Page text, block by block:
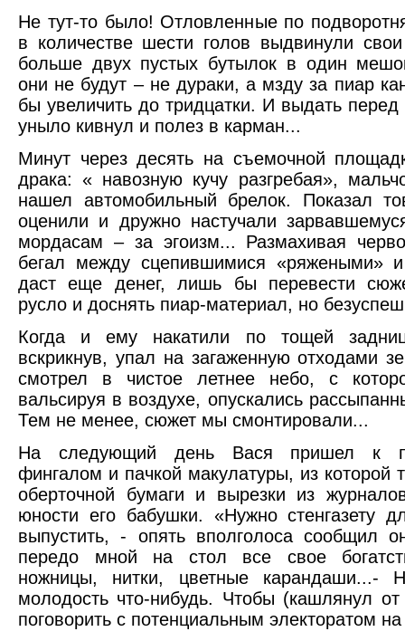
Не тут-то было! Отловленные по
в количестве шести голов выдвинули
больше двух пустых бутылок в один
они не будут – не дураки, а мзду за пиар
бы увеличить до тридцатки. И выдать перед
уныло кивнул и полез в карман...
Минут через десять на съемочной
драка: « навозную кучу разгребая»,
нашел автомобильный брелок. Показал
оценили и дружно настучали
мордасам – за эгоизм... Размахивая
бегал между сцепившимися «ряжеными»
даст еще денег, лишь бы перевести
русло и доснять пиар-материал, но
Когда и ему накатили по тощей
вскрикнув, упал на загаженную отходами
смотрел в чистое летнее небо, с
вальсируя в воздухе, опускались
Тем не менее, сюжет мы смонтировали...
На следующий день Вася пришел к
фингалом и пачкой макулатуры, из которой
оберточной бумаги и вырезки из
юности его бабушки. «Нужно стенгазету
выпустить, - опять вполголоса сообщил
передо мной на стол все свое
ножницы, нитки, цветные карандаши...-
молодость что-нибудь. Чтобы (кашлянул
поговорить с потенциальным электоратом